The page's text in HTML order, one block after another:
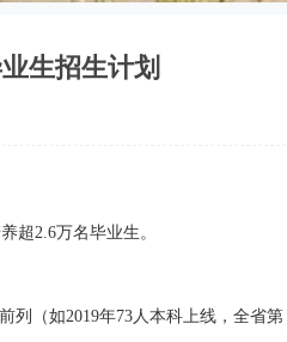
生招生计划
超2.6万名毕业生。
列（如2019年73人本科上线，全省第